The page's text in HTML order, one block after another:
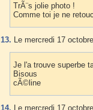
TrÃ¨s jolie photo !
Comme toi je ne
13. Le mercredi 17
Je l'a trouve superbe
Bisous
cÃ©line
14. Le mercredi 17